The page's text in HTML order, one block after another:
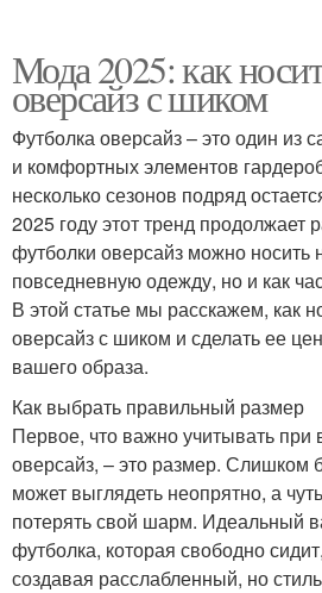
Мода 2025: как
оверсайз с шиком
Футболка оверсайз – это один из
и комфортных элементов
несколько сезонов подряд
2025 году этот тренд продолжает
футболки оверсайз можно носить
повседневную одежду, но и как
В этой статье мы расскажем, как
оверсайз с шиком и сделать ее
вашего образа.
Как выбрать правильный размер
Первое, что важно учитывать при
оверсайз, – это размер. Слишком
может выглядеть неопрятно, а
потерять свой шарм. Идеальный
футболка, которая свободно
создавая расслабленный, но